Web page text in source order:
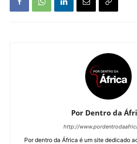
Por Dentro da
http://
Por dentro da África é um site dedicado